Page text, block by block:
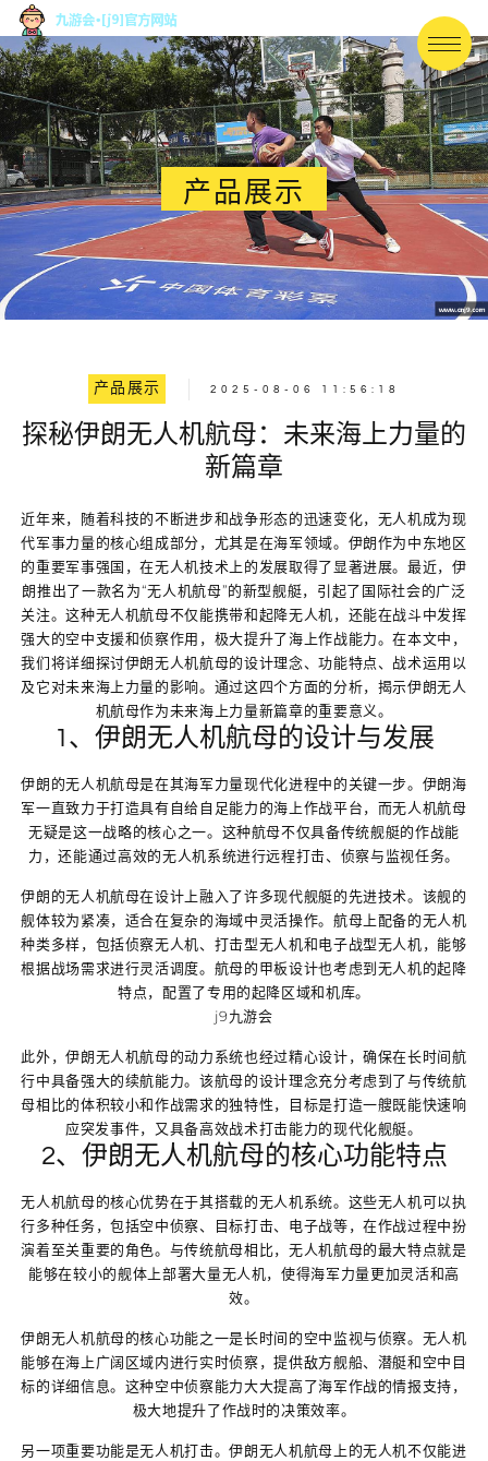
产品展示
产品展示 2025-08-06 11:56:18
探秘伊朗无人机航母：未来海上力量的
新篇章
近年来，随着科技的不断进步和战争形态的迅速变化，无人机成为现
代军事力量的核心组成部分，尤其是在海军领域。伊朗作为中东地区
的重要军事强国，在无人机技术上的发展取得了显著进展。最近，伊
朗推出了一款名为“无人机航母”的新型舰艇，引起了国际社会的广泛
关注。这种无人机航母不仅能携带和起降无人机，还能在战斗中发挥
强大的空中支援和侦察作用，极大提升了海上作战能力。在本文中，
我们将详细探讨伊朗无人机航母的设计理念、功能特点、战术运用以
及它对未来海上力量的影响。通过这四个方面的分析，揭示伊朗无人
机航母作为未来海上力量新篇章的重要意义。
1、伊朗无人机航母的设计与发展
伊朗的无人机航母是在其海军力量现代化进程中的关键一步。伊朗海
军一直致力于打造具有自给自足能力的海上作战平台，而无人机航母
无疑是这一战略的核心之一。这种航母不仅具备传统舰艇的作战能
力，还能通过高效的无人机系统进行远程打击、侦察与监视任务。
伊朗的无人机航母在设计上融入了许多现代舰艇的先进技术。该舰的
舰体较为紧凑，适合在复杂的海域中灵活操作。航母上配备的无人机
种类多样，包括侦察无人机、打击型无人机和电子战型无人机，能够
根据战场需求进行灵活调度。航母的甲板设计也考虑到无人机的起降
特点，配置了专用的起降区域和机库。
j9九游会
此外，伊朗无人机航母的动力系统也经过精心设计，确保在长时间航
行中具备强大的续航能力。该航母的设计理念充分考虑到了与传统航
母相比的体积较小和作战需求的独特性，目标是打造一艘既能快速响
应突发事件，又具备高效战术打击能力的现代化舰艇。
2、伊朗无人机航母的核心功能特点
无人机航母的核心优势在于其搭载的无人机系统。这些无人机可以执
行多种任务，包括空中侦察、目标打击、电子战等，在作战过程中扮
演着至关重要的角色。与传统航母相比，无人机航母的最大特点就是
能够在较小的舰体上部署大量无人机，使得海军力量更加灵活和高
效。
伊朗无人机航母的核心功能之一是长时间的空中监视与侦察。无人机
能够在海上广阔区域内进行实时侦察，提供敌方舰船、潜艇和空中目
标的详细信息。这种空中侦察能力大大提高了海军作战的情报支持，
极大地提升了作战时的决策效率。
另一项重要功能是无人机打击。伊朗无人机航母上的无人机不仅能进